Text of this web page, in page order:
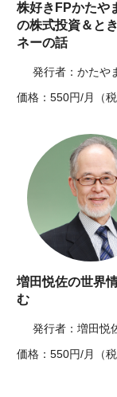
株好きFPかたや
の株式投資＆と
ネーの話
発行者：かたや
価格：550円/月（税
増田悦佐の世界
む
発行者：増田悦
価格：550円/月（税